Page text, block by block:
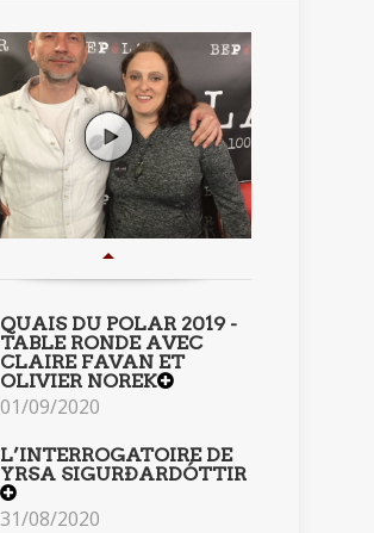
QUAIS DU POLAR 2019 -
TABLE RONDE AVEC
CLAIRE FAVAN ET
OLIVIER NOREK
01/09/2020
L’INTERROGATOIRE DE
YRSA SIGURÐARDÓTTIR
31/08/2020